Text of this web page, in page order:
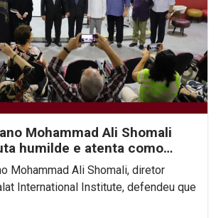
Mohammad Ali Shomali
humilde e atenta como
Mohammad Ali Shomali, diretor
International Institute, defendeu que